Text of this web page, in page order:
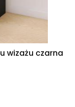
wizażu czarna